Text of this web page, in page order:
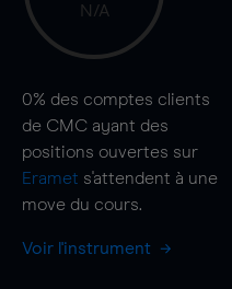
N/A
0% des comptes clients
de CMC ayant des
positions ouvertes sur
Eramet s'attendent à une
move du cours.
Voir l'instrument